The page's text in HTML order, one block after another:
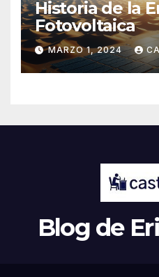
Historia de la
Fotovoltaica
MARZO 1, 2024
Blog de